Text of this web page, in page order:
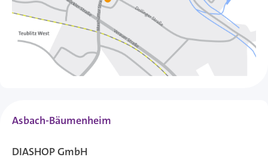
Asbach-Bäumenheim
DIASHOP GmbH